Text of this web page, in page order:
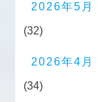
2026年5月
(32)
2026年4月
(34)